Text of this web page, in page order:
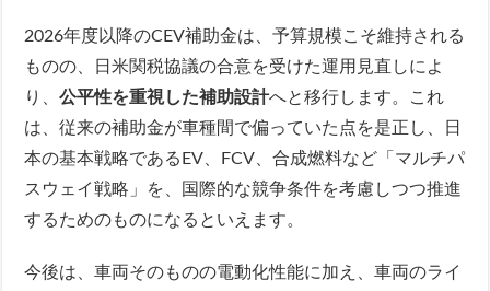
2026年度以降のCEV補助金は、予算規模こそ維持される
ものの、日米関税協議の合意を受けた運用見直しによ
り、公平性を重視した補助設計へと移行します。これ
は、従来の補助金が車種間で偏っていた点を是正し、日
本の基本戦略であるEV、FCV、合成燃料など「マルチパ
スウェイ戦略」を、国際的な競争条件を考慮しつつ推進
するためのものになるといえます。
今後は、車両そのものの電動化性能に加え、車両のライ